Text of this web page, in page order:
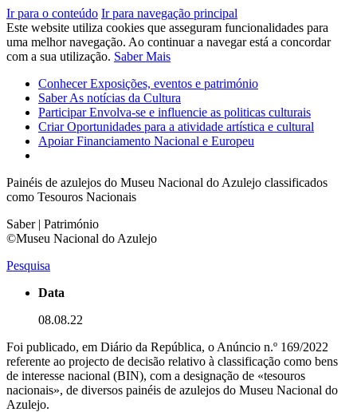
Ir para o conteúdo Ir para navegação principal
Este website utiliza cookies que asseguram funcionalidades para
uma melhor navegação. Ao continuar a navegar está a concordar
com a sua utilização. Saber Mais
ConhecerExposições, eventos e património
SaberAs notícias da Cultura
ParticiparEnvolva-se e influencie as politicas culturais
CriarOportunidades para a atividade artística e cultural
ApoiarFinanciamento Nacional e Europeu
Painéis de azulejos do Museu Nacional do Azulejo classificados
como Tesouros Nacionais
Saber | Património
©Museu Nacional do Azulejo
Pesquisa
Data
08.08.22
Foi publicado, em Diário da República, o Anúncio n.º 169/2022
referente ao projecto de decisão relativo à classificação como bens
de interesse nacional (BIN), com a designação de «tesouros
nacionais», de diversos painéis de azulejos do Museu Nacional do
Azulejo.